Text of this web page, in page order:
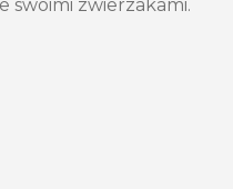
swoimi zwierzakami.